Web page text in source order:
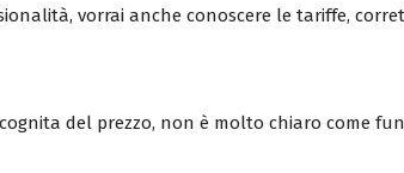
vorrai anche conoscere le tariffe,
del prezzo, non è molto chiaro come